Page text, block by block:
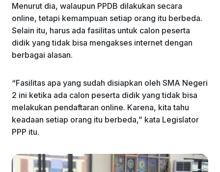
Menurut dia, walaupun PPDB dilakukan secara
online, tetapi kemampuan setiap orang itu berbeda.
Selain itu, harus ada fasilitas untuk calon peserta
didik yang tidak bisa mengakses internet dengan
berbagai alasan.
“Fasilitas apa yang sudah disiapkan oleh SMA Negeri
2 ini ketika ada calon peserta didik yang tidak bisa
melakukan pendaftaran online. Karena, kita tahu
keadaan setiap orang itu berbeda,” kata Legislator
PPP itu.